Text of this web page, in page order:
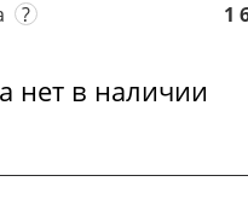
? 1
нет в наличии